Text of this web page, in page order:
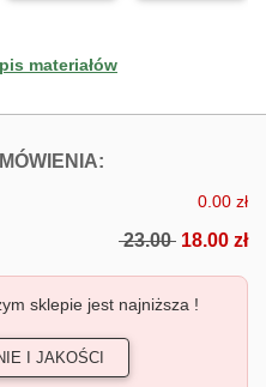
materiałów
FOTOTAPETY
0.00 zł
23.00 18.00 zł
sklepie jest najniższa !
I JAKOŚCI